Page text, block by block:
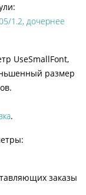
1.2, дочернее
UseSmallFont,
размер
.
заказы